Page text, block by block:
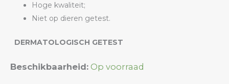
Hoge kwaliteit;
Niet op dieren getest.
DERMATOLOGISCH GETEST
Beschikbaarheid: Op voorraad
Rubber